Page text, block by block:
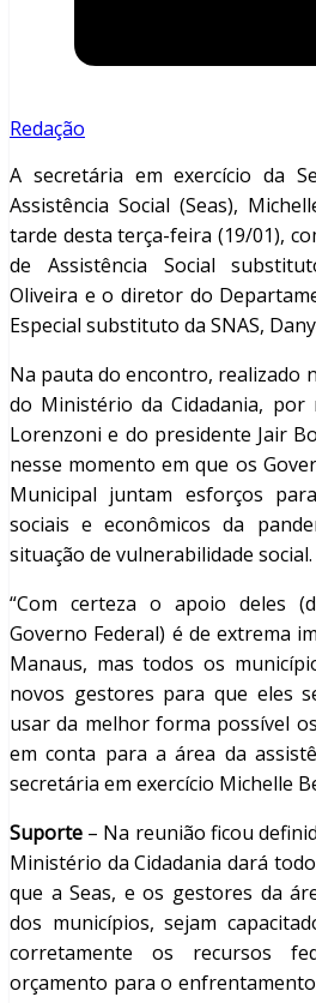
Redação
A secretária em exercício da
Assistência Social (Seas),
tarde desta terça-feira (19/01),
de Assistência Social
Oliveira e o diretor do
Especial substituto da SNAS,
Na pauta do encontro, realizado
do Ministério da Cidadania,
Lorenzoni e do presidente Jair
nesse momento em que os
Municipal juntam esforços
sociais e econômicos da
situação de vulnerabilidade social.
“Com certeza o apoio deles
Governo Federal) é de extrema
Manaus, mas todos os
novos gestores para que eles
usar da melhor forma possível
em conta para a área da
secretária em exercício Michelle
Suporte – Na reunião ficou
Ministério da Cidadania dará
que a Seas, e os gestores da
dos municípios, sejam
corretamente os recursos
orçamento para o